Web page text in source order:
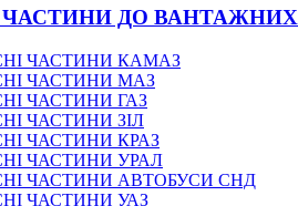
ЧАСТИНИ ДО
ЧАСТИНИ КАМАЗ
ЧАСТИНИ МАЗ
ЧАСТИНИ ГАЗ
ЧАСТИНИ ЗІЛ
ЧАСТИНИ КРАЗ
ЧАСТИНИ УРАЛ
ЧАСТИНИ АВТОБУСИ СНД
ЧАСТИНИ УАЗ